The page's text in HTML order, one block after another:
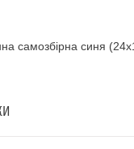
самозбірна синя